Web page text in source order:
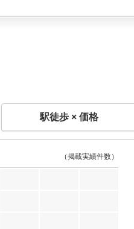
駅徒歩 × 価格
（掲載実績件数）